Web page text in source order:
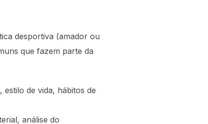
desportiva (amador ou
que fazem parte da
estilo de vida, hábitos de
análise do